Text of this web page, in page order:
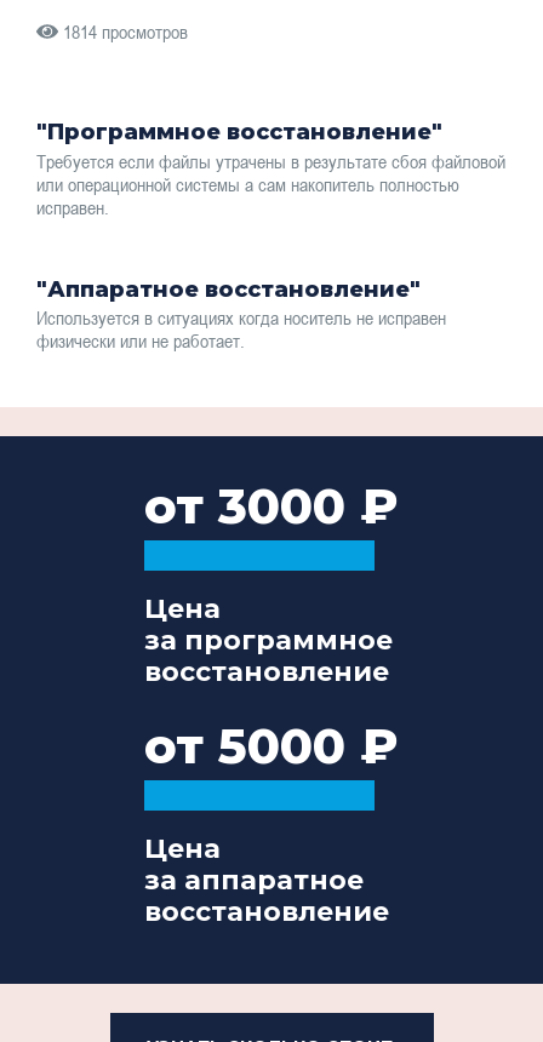
1814 просмотров
"Программное восстановление"
Требуется если файлы утрачены в результате сбоя файловой
или операционной системы а сам накопитель полностью
исправен.
"Аппаратное восстановление"
Используется в ситуациях когда носитель не исправен
физически или не работает.
от 3000
Цена
за программное
восстановление
от 5000
Цена
за аппаратное
восстановление